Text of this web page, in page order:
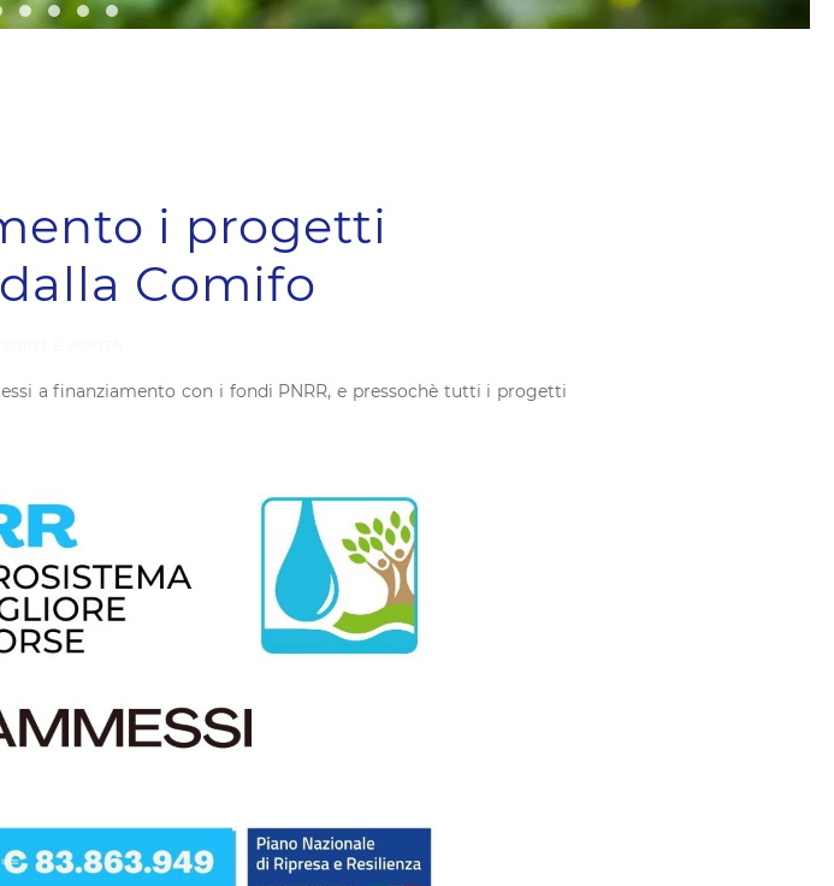
irrigui e di miglioramento fondiario
Trentino
Consorzi Irrigui e di Miglioramento Fondiario
La Federazione dei Consorzi
Consorzi Irrigui e di Miglioramento Fondiario
Consorzi irrigui e di Miglioramento Fondiario
Consorzi Irrigui e di Miglioramento Fondiario
i progetti
Comifo
a finanziamento con i fondi PNRR, e pressochè tutti i progetti